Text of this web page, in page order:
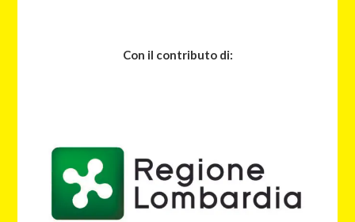
Con il contributo di: